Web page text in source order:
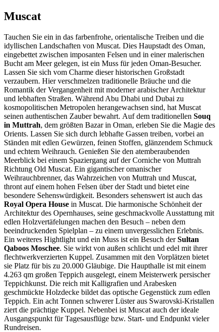
Muscat
Tauchen Sie ein in das farbenfrohe, orientalische Treiben und die
idyllischen Landschaften von Muscat. Dies Haupstadt des Oman,
eingebettet zwischen imposanten Felsen und in einer malerischen
Bucht am Meer gelegen, ist ein Muss für jeden Oman-Besucher.
Lassen Sie sich vom Charme dieser historischen Großstadt
verzaubern. Hier verschmelzen traditionelle Bräuche und die
Romantik der Vergangenheit mit moderner arabischer Architektur
und lebhaften Straßen. Während Abu Dhabi und Dubai zu
kosmopolitischen Metropolen herangewachsen sind, hat Muscat
seinen authentischen Zauber bewahrt. Auf dem traditionellen Souq
in Muttrah, dem größten Bazar in Oman, erleben Sie die Magie des
Orients. Lassen Sie sich durch lebhafte Gassen treiben, vorbei an
Ständen mit edlen Gewürzen, feinen Stoffen, glänzendem Schmuck
und echtem Weihrauch. Genießen Sie den atemberaubenden
Meerblick bei einem Spaziergang auf der Corniche von Muttrah
Richtung Old Muscat. Ein gigantischer omanischer
Weihrauchbrenner, das Wahrzeichen von Muttrah und Muscat,
thront auf einem hohen Felsen über der Stadt und bietet eine
besondere Sehenswürdigkeit. Besonders sehenswert ist auch das
Royal Opera House in Muscat. Die harmonische Schönheit der
Architektur des Opernhauses, seine geschmackvolle Ausstattung mit
edlen Holzvertäfelungen machen den Besuch – neben dem
beeindruckenden Spielplan – zu einem unvergesslichen Erlebnis.
Ein weiteres Hightlight und ein Muss ist ein Besuch derSultan
Qaboos Moschee. Sie wirkt von außen schlicht und edel mit ihrer
flechtwerkverzierten Kuppel. Zusammen mit den Vorplätzen bietet
sie Platz für bis zu 20.000 Gläubige. Die Haupthalle ist mit einem
4.263 qm großen Teppich ausgelegt, einem Meisterwerk persischer
Teppichkunst. Die reich mit Kalligrafien und Arabesken
geschmückte Holzdecke bildet das optische Gegenstück zum edlen
Teppich. Ein acht Tonnen schwerer Lüster aus Swarovski-Kristallen
ziert die prächtige Kuppel. Nebenbei ist Muscat auch der ideale
Ausgangspunkt für Tagesausflüge bzw. Start- und Endpunkt vieler
Rundreisen.